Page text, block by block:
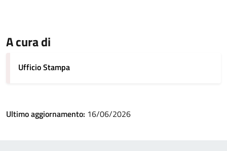
A cura di
Ufficio Stampa
Ultimo aggiornamento: 16/06/2026